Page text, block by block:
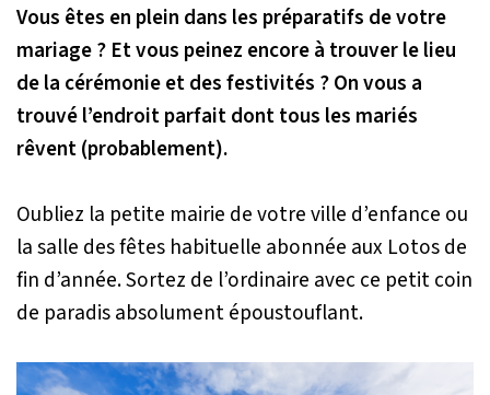
Vous êtes en plein dans les préparatifs de votre
mariage ? Et vous peinez encore à trouver le lieu
de la cérémonie et des festivités ? On vous a
trouvé l’endroit parfait dont tous les mariés
rêvent (probablement).
Oubliez la petite mairie de votre ville d’enfance ou
la salle des fêtes habituelle abonnée aux Lotos de
fin d’année. Sortez de l’ordinaire avec ce petit coin
de paradis absolument époustouflant.